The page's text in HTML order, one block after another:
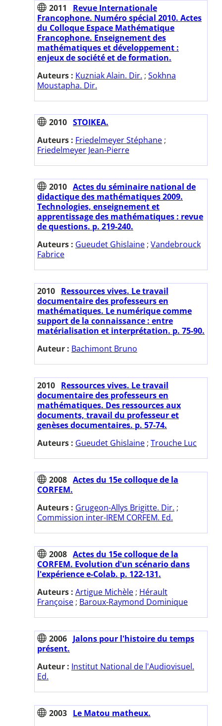
2011
Revue Internationale
Francophone. Numéro spécial 2010. Actes
du Colloque Espace Mathématique
Francophone. Enseignement des
mathématiques et développement :
enjeux de société et de formation.
Auteurs : Kuzniak Alain. Dir. ; Sokhna
Moustapha. Dir.
2010 STOIKEA.
Auteurs : Friedelmeyer Stéphane ;
Friedelmeyer Jean-Pierre
2010 Actes du séminaire national de
didactique des mathématiques 2009.
Technologies, enseignement et
apprentissage des mathématiques : revue
de questions. p. 219-240.
Auteurs : Gueudet Ghislaine ; Vandebrouck
Fabrice
2010 Ressources vives. Le travail
documentaire des professeurs en
mathématiques. Le numérique comme
support de la connaissance : entre
matérialisation et interprétation. p. 75-90.
Auteur : Bachimont Bruno
2010 Ressources vives. Le travail
documentaire des professeurs en
mathématiques. Des ressources aux
documents, travail du professeur et
genèses documentaires. p. 57-74.
Auteurs : Gueudet Ghislaine ; Trouche Luc
2008 Actes du 15e colloque de la
CORFEM.
Auteurs : Grugeon-Allys Brigitte. Dir. ;
Commission inter-IREM CORFEM. Ed.
2008 Actes du 15e colloque de la
CORFEM. Evolution d'un scénario dans
l'expérience e-Colab. p. 122-131.
Auteurs : Artigue Michèle ; Hérault
Françoise ; Baroux-Raymond Dominique
2006 Jalons pour l'histoire du temps
présent.
Auteur : Institut National de l'Audiovisuel.
Ed.
2003 Le Matou matheux.